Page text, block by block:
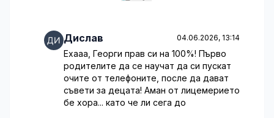
Дислав 04.06.2026, 13:14
Ехааа, Георги прав си на 100%! Първо
родителите да се научат да си пускат
очите от телефоните, после да дават
съвети за децата! Аман от лицемерието
бе хора... като че ли сега до